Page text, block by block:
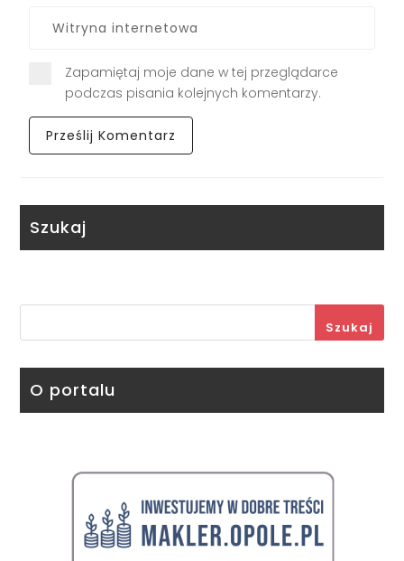
Zapamiętaj moje dane w tej przeglądarce
podczas pisania kolejnych komentarzy.
Szukaj
Szukaj
O portalu